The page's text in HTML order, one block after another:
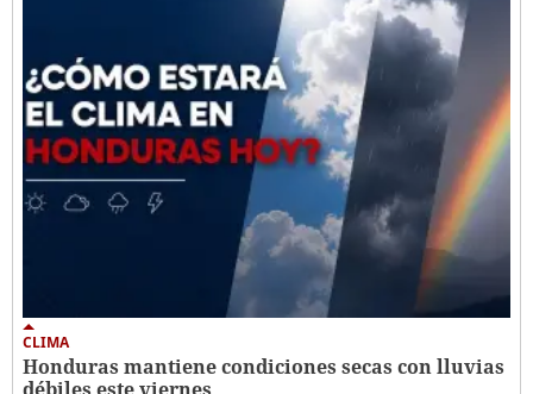
CLIMA
Honduras mantiene condiciones secas con lluvias